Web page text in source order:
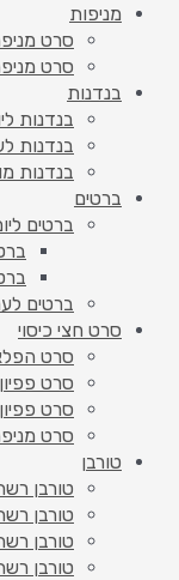
מניפות
סרט מניפה
סרט מניפה
בנדנות
בנדנות ליום יום
בנדנות לערב
בנדנות מודפס
ברטים
ברטים ליום
ברט חלק
ברט
ברטים לערב
סרט חצי כיסוי
סרט הפלא
סרט פפיון ליום
סרט פפיון בדי
סרט מניפה
טורבן
טורבן רשת
טורבן רשת
טורבן רשת כפול
טורבן רשת